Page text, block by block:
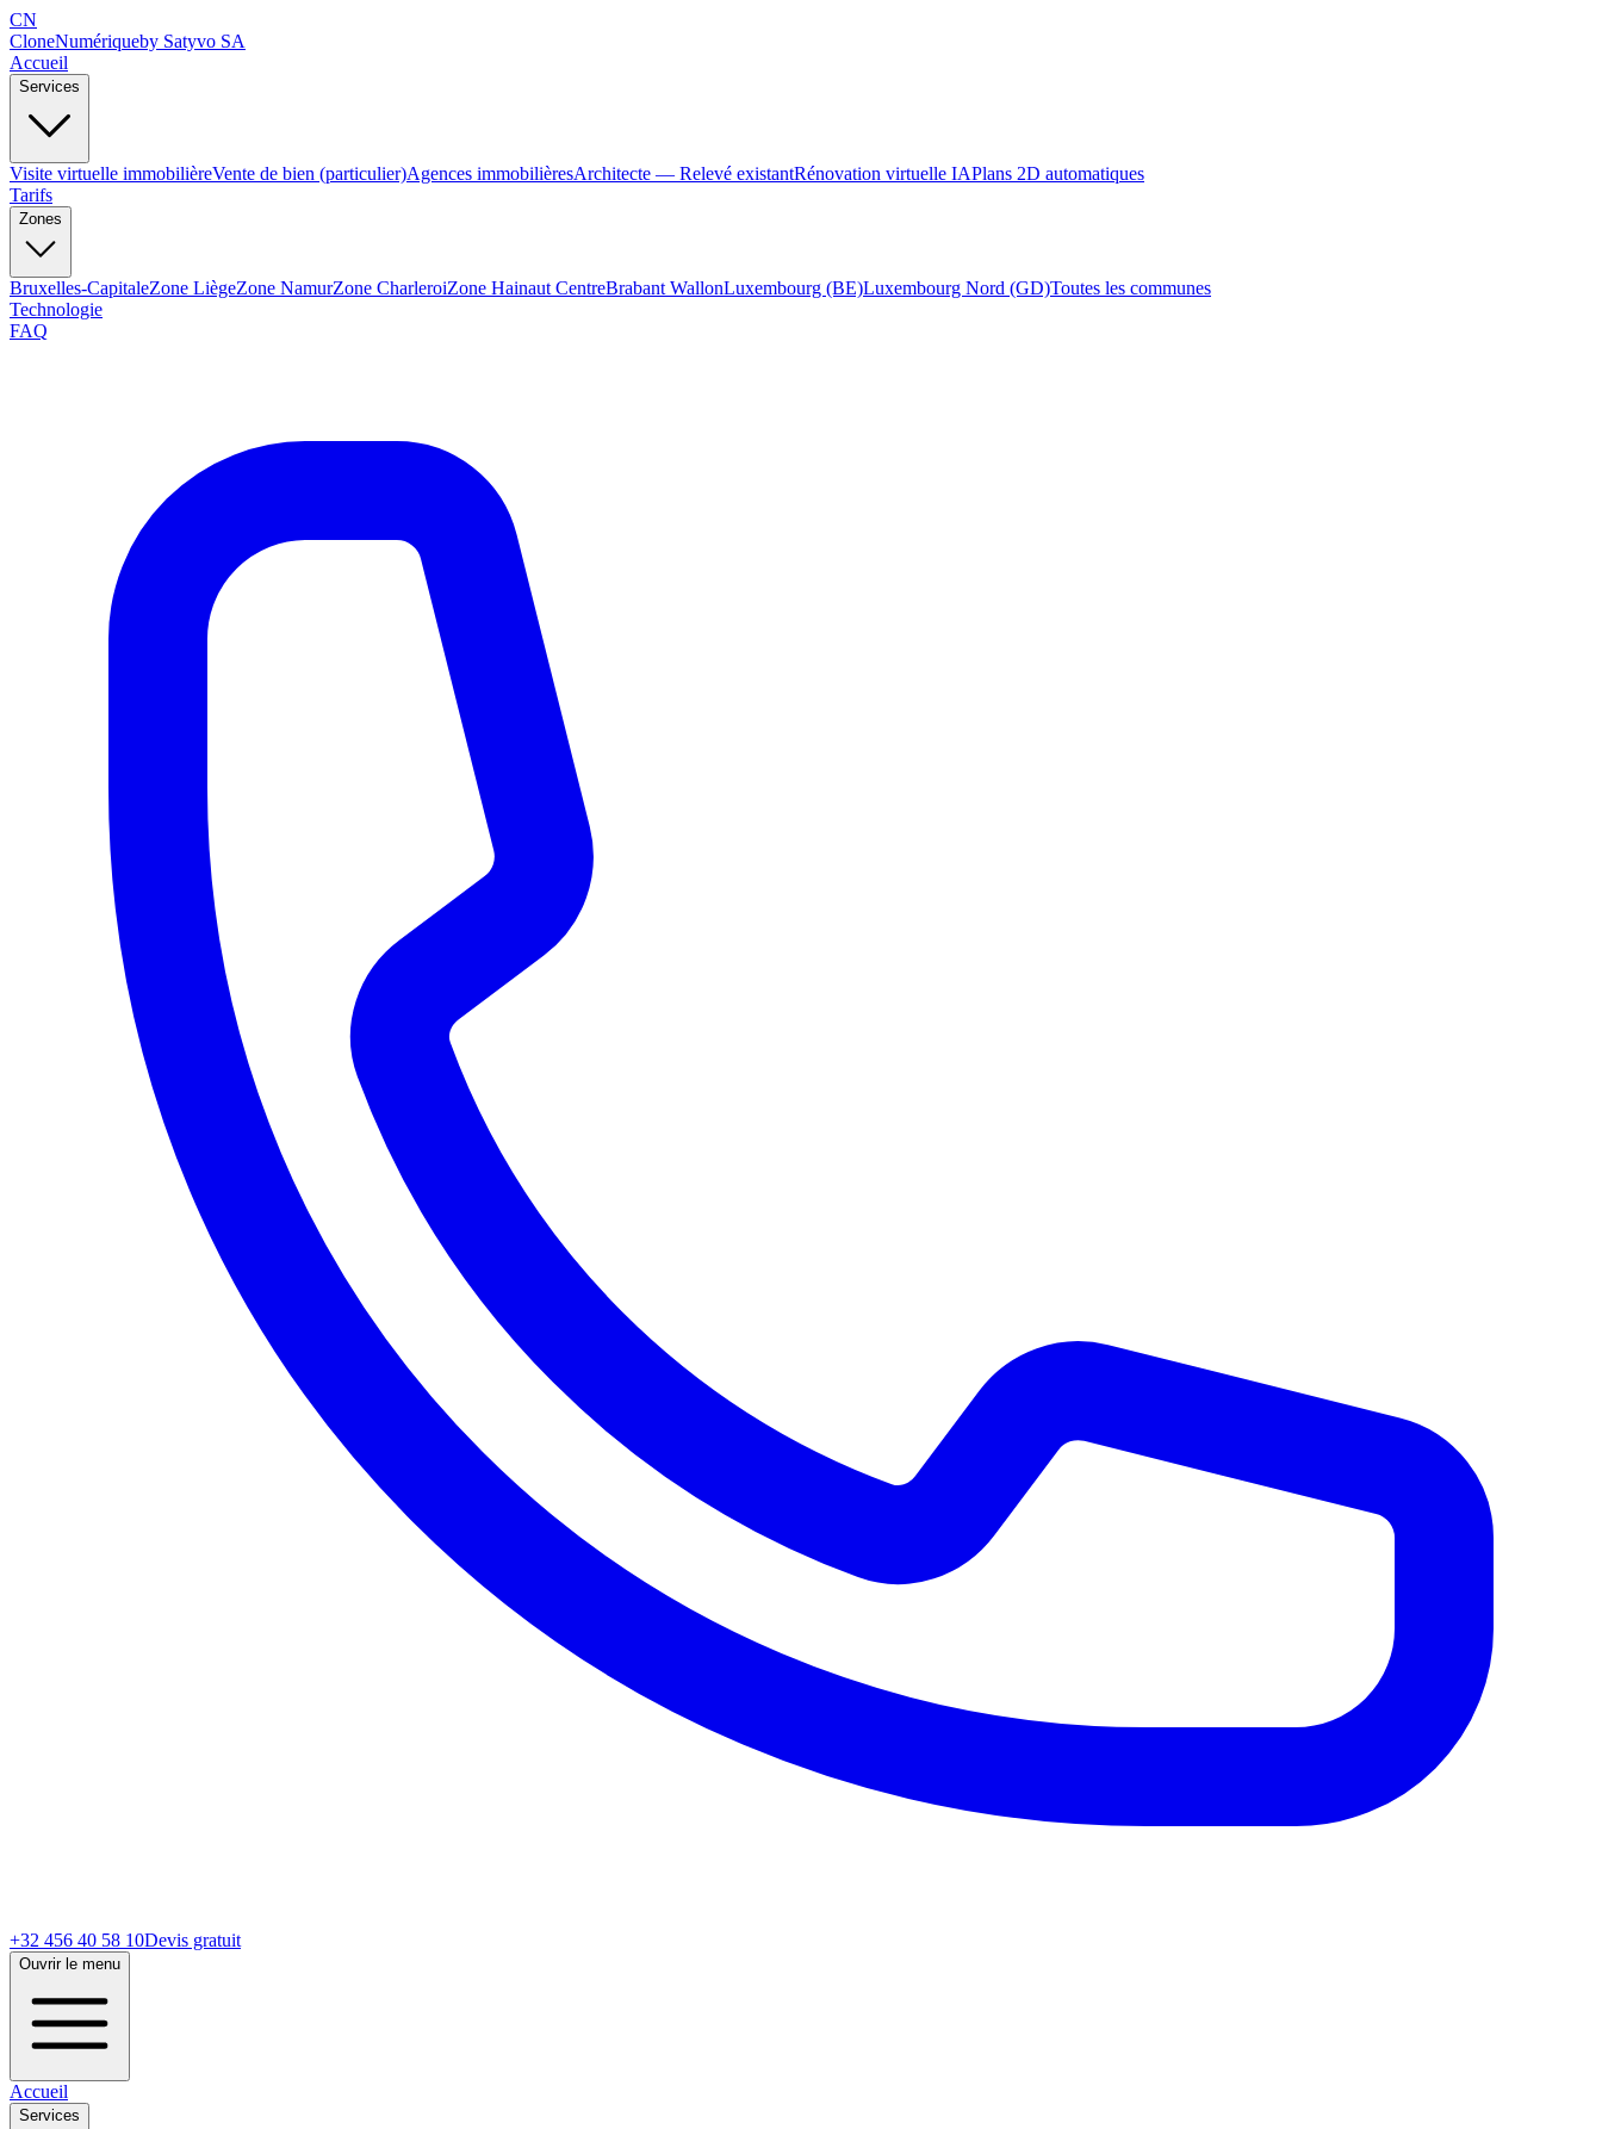
CN
CloneNumériqueby Satyvo SA
Accueil
Services
Visite virtuelle immobilièreVente de bien (particulier)Agences immobilièresArchitecte — Relevé existantRénovation virtuelle IAPlans 2D automatiques
Tarifs
Zones
Bruxelles-CapitaleZone LiègeZone NamurZone CharleroiZone Hainaut CentreBrabant WallonLuxembourg (BE)Luxembourg Nord (GD)Toutes les communes
Technologie
FAQ
+32 456 40 58 10Devis gratuit
Ouvrir le menu
Accueil
Services